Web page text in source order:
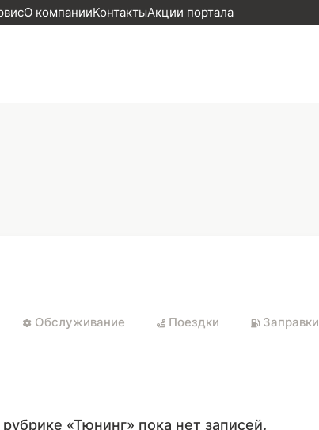
О компанииКонтактыАкции портала
Обслуживание Поездки Заправки
рубрике «Тюнинг» пока нет записей.